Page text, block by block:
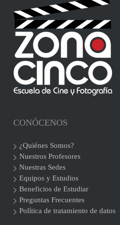
CONÓCENOS
¿Quiénes Somos?
Nuestros Profesores
Nuestras Sedes
Equipos y Estudios
Beneficios de Estudiar
Preguntas Frecuentes
Política de tratamiento de datos